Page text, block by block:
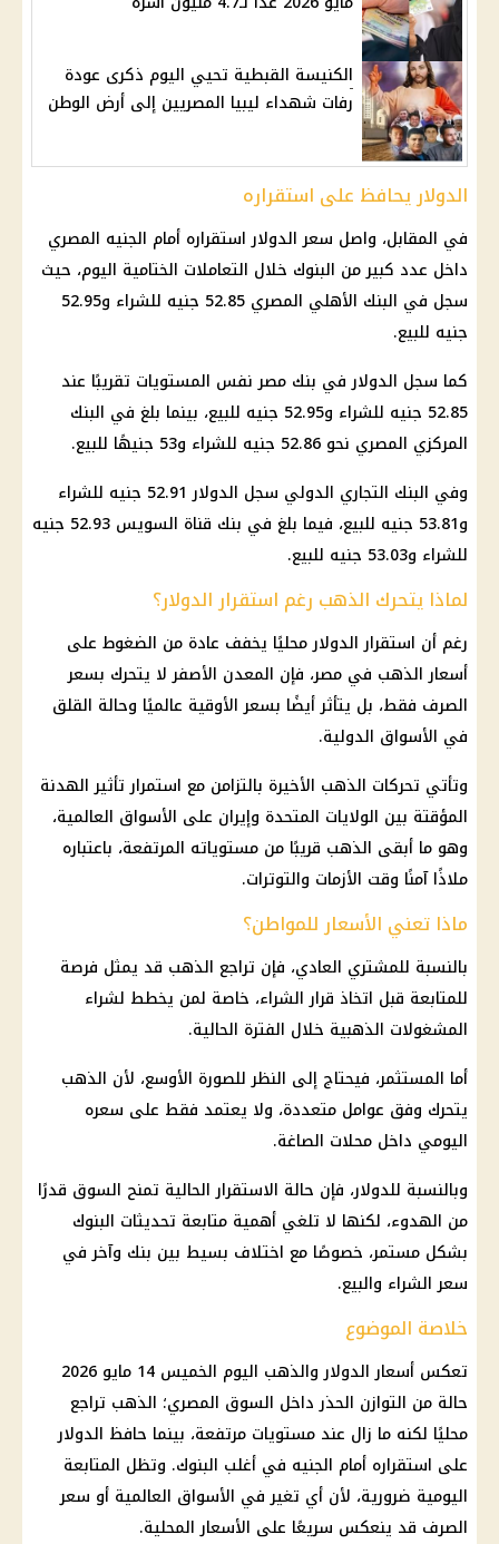
الكنيسة القبطية تحيي اليوم ذكرى عودة
رفات شهداء ليبيا المصريين إلى أرض الوطن
الدولار يحافظ على استقراره
في المقابل، واصل سعر الدولار استقراره أمام الجنيه المصري
داخل عدد كبير من البنوك خلال التعاملات الختامية اليوم، حيث
سجل في البنك الأهلي المصري
52.85 جنيه للشراء و52.95
جنيه للبيع.
كما سجل الدولار في بنك مصرنفس المستويات تقريبًا عند
52.85 جنيه للشراء و52.95 جنيه للبيع، بينما بلغ في
البنك
المركزي المصري نحو 52.86 جنيه للشراء و53 جنيهًا للبيع.
وفي البنك التجاري الدولي سجل الدولار
52.91 جنيه للشراء
و53.81 جنيه للبيع، فيما بلغ في
بنك قناة السويس
52.93 جنيه
للشراء و53.03 جنيه للبيع.
لماذا يتحرك الذهب رغم استقرار الدولار؟
رغم أن استقرارالدولارمحليًا يخفف عادة من الضغوط على
أسعار الذهب في مصر، فإن المعدن الأصفرلا يتحرك بسعر
الصرف فقط، بل يتأثر أيضًا بسعر الأوقية عالميًا وحالة القلق
في الأسواق الدولية.
وتأتي تحركات الذهب الأخيرة بالتزامن مع استمرار تأثير الهدنة
المؤقتة بين الولايات المتحدة وإيران على الأسواق العالمية،
وهو ما أبقى الذهب قريبًا من مستوياته المرتفعة، باعتباره
ملاذًا آمنًا وقت الأزمات والتوترات.
ماذا تعني الأسعار للمواطن؟
بالنسبة للمشتري العادي، فإن تراجع الذهب قد يمثل فرصة
للمتابعة قبل اتخاذ قرار الشراء، خاصة لمن يخطط لشراء
المشغولات الذهبية خلال الفترة الحالية.
أما المستثمر، فيحتاج إلى النظر للصورة الأوسع، لأن الذهب
يتحرك وفق عوامل متعددة، ولا يعتمد فقط على سعره
اليومي داخل محلات الصاغة.
وبالنسبة للدولار، فإن حالة الاستقرار الحالية تمنح السوق قدرًا
من الهدوء، لكنها لا تلغي أهمية متابعة تحديثات البنوك
بشكل مستمر، خصوصًا مع اختلاف بسيط بين بنك وآخر في
سعر الشراء والبيع.
خلاصة الموضوع
تعكس أسعار الدولار والذهب اليوم
الخميس 14 مايو 2026
حالة من التوازن الحذر داخل السوق المصري؛ الذهب تراجع
محليًا لكنه ما زال عند مستويات مرتفعة، بينما حافظ الدولار
على استقراره أمام الجنيه في أغلب البنوك. وتظل المتابعة
اليومية ضرورية، لأن أي تغير في الأسواق العالمية أو سعر
الصرف قد ينعكس سريعًا على الأسعارالمحلية.